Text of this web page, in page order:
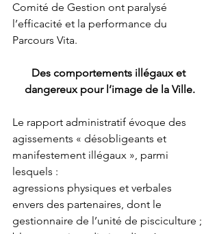
Comité de Gestion ont paralysé
l’efficacité et la performance du
Parcours Vita.
Des comportements illégaux et
dangereux pour l’image de la Ville.
Le rapport administratif évoque des
agissements « désobligeants et
manifestement illégaux », parmi
lesquels :
agressions physiques et verbales
envers des partenaires, dont le
gestionnaire de l’unité de pisciculture ;